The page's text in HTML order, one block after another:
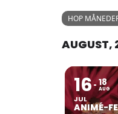
HOP
AUGUST,
16
JUL
18
AUG
ANIMÉ-